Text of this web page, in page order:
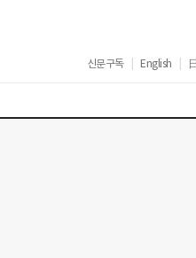
신문구독 English